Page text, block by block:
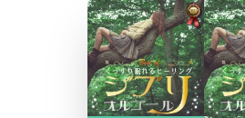
初回30日間無料お試し